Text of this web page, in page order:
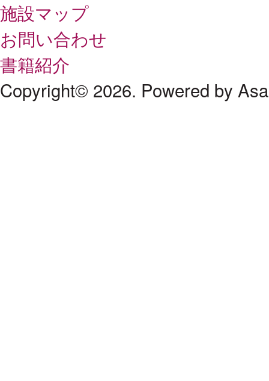
施設マップ
お問い合わせ
書籍紹介
Copyright© 2026. Powered by